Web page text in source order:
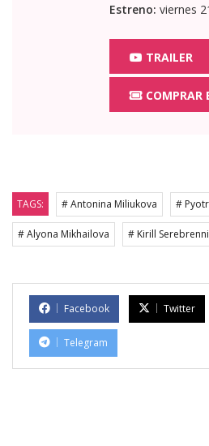
Estreno: viernes
TRAILER
COMPRAR
TAGS: # Antonina Miliukova #
# Alyona Mikhailova # Kirill
Facebook Twitter
Telegram